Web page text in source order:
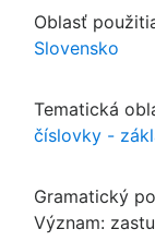
Oblasť
Slovensko
Tematická
číslovky -
Gramatický
Význam: